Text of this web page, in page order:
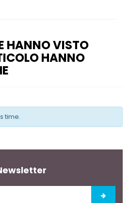
HANNO VISTO
HANNO
time.